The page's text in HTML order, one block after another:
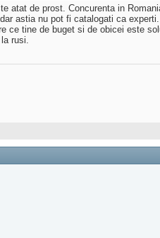
atat de prost. Concurenta in
astia nu pot fi catalogati ca experti.
ce tine de buget si de obicei este
rusi.